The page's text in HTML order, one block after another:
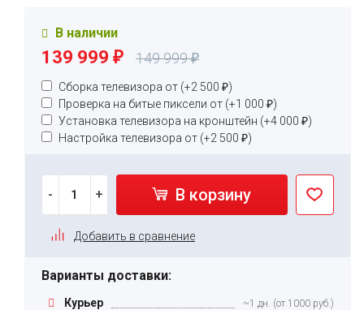
В наличии
139 999 ₽ 149 999₽
Сборка телевизора от (+2 500 ₽)
Проверка на битые пиксели от (+1 000 ₽)
Установка телевизора на кронштейн (+4 000 ₽)
Настройка телевизора от (+2 500 ₽)
- + В корзину
Добавить в сравнение
Варианты доставки:
Курьер ~1 дн. (от 1000 руб.)